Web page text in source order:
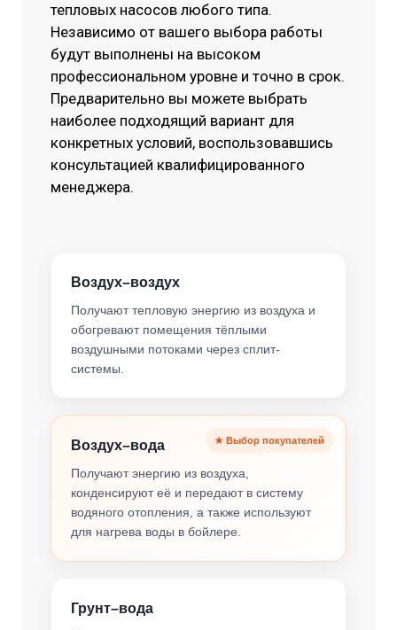
тепловых насосов любого типа.
Независимо от вашего выбора работы
будут выполнены на высоком
профессиональном уровне и точно в срок.
Предварительно вы можете выбрать
наиболее подходящий вариант для
конкретных условий, воспользовавшись
консультацией квалифицированного
менеджера.
Воздух–воздух
Получают тепловую энергию из воздуха и
обогревают помещения тёплыми
воздушными потоками через сплит-
системы.
Воздух–вода
Получают энергию из воздуха,
конденсируют её и передают в систему
водяного отопления, а также используют
для нагрева воды в бойлере.
Грунт–вода